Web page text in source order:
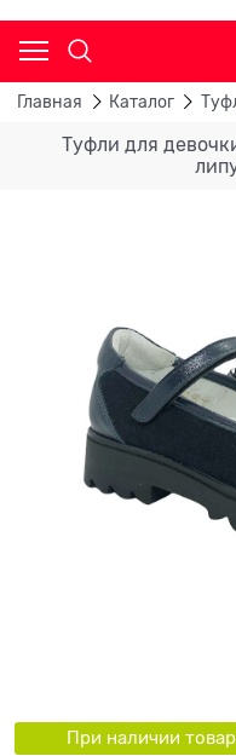
Главная Каталог
Туфли для
При наличии